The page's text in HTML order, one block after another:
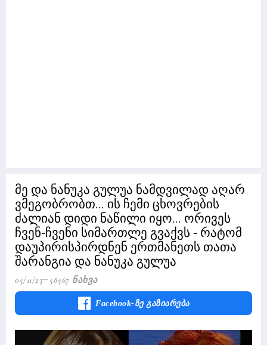
მე და ნანუკა გულუა ნამდვილად აღარ
ვმეგობრობთ... ის ჩემი ცხოვრების
ძალიან დიდი ნაწილი იყო... ორივეს
ჩვენ-ჩვენი სიმართლე გვაქვს - რატომ
დაუპირისპირდნენ ერთმანეთს თათა
შარანგია და ნანუკა გულუა
05/11/23 58567 Ნახვა
Facebook-Ზე Გაზიარება